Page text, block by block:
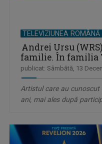
TELEVIZIUNEA
Andrei Ursu
familie. În familia
publicat: Sâmbătă, 13
Artistul care au
ani, mai ales după